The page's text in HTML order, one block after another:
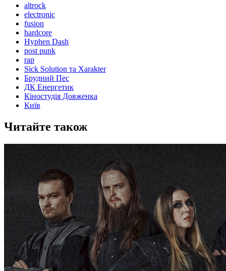
altrock
electronic
fusion
hardcore
Hyphen Dash
post punk
rap
Sick Solution та Xarakter
Брудний Пес
ДК Енергетик
Кіностудія Довженка
Київ
Читайте також